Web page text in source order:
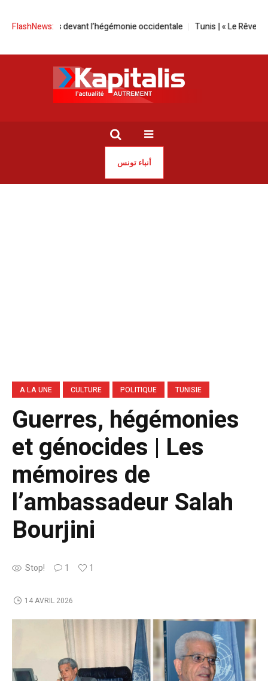
FlashNews:
pas devant l’hégémonie occidentale Tunis | « Le Rêve américain »
أنباء تونس
A LA UNE CULTURE POLITIQUE TUNISIE
Guerres, hégémonies
et génocides | Les
mémoires de
l’ambassadeur Salah
Bourjini
Stop! 1 1
14 AVRIL 2026